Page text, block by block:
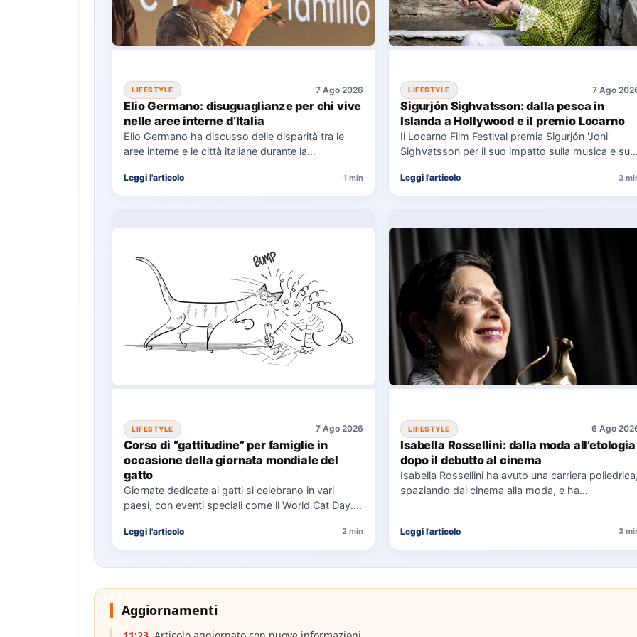
LIFESTYLE 7 Ago 2026
Elio Germano: disuguaglianze per chi vive
nelle aree interne d’Italia
Elio Germano ha discusso delle disparità tra le
aree interne e le città italiane durante la
Leggi l'articolo 1 min
LIFESTYLE 7 Ago
Sigurjón Sighvatsson: dalla pesca in
Islanda a Hollywood e il premio Locarno
Il Locarno Film Festival premia Sigurjón 'Joni'
Sighvatsson per il suo impatto sulla musica e sul
Leggi l'articolo 3
LIFESTYLE 7 Ago 2026
Corso di “gattitudine” per famiglie in
occasione della giornata mondiale del
gatto
Giornate dedicate ai gatti si celebrano in vari
paesi, con eventi speciali come il World Cat Day.
Leggi l'articolo 2 min
LIFESTYLE 6 Ago
Isabella Rossellini: dalla moda all’etologia
dopo il debutto al cinema
Isabella Rossellini ha avuto una carriera
spaziando dal cinema alla moda, e ha
Leggi l'articolo 3
Aggiornamenti